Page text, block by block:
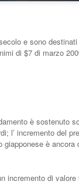
e sono
di $7 di marzo
è sostenuto
l’ incremento del
è ancora
incremento di valore